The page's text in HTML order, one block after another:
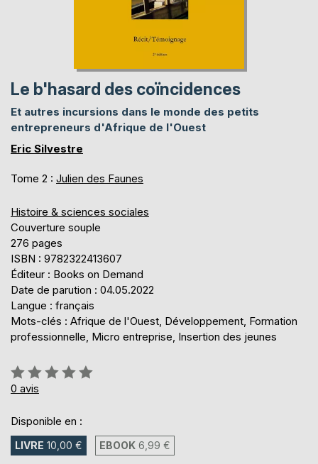
Le b'hasard des coïncidences
Et autres incursions dans le monde des petits
entrepreneurs d'Afrique de l'Ouest
Eric Silvestre
Tome 2 : Julien des Faunes
Histoire & sciences sociales
Couverture souple
276 pages
ISBN : 9782322413607
Éditeur : Books on Demand
Date de parution : 04.05.2022
Langue : français
Mots-clés : Afrique de l'Ouest, Développement, Formation
professionnelle, Micro entreprise, Insertion des jeunes
Évaluation:
0%
0 avis
Disponible en :
LIVRE 10,00 € EBOOK 6,99 €